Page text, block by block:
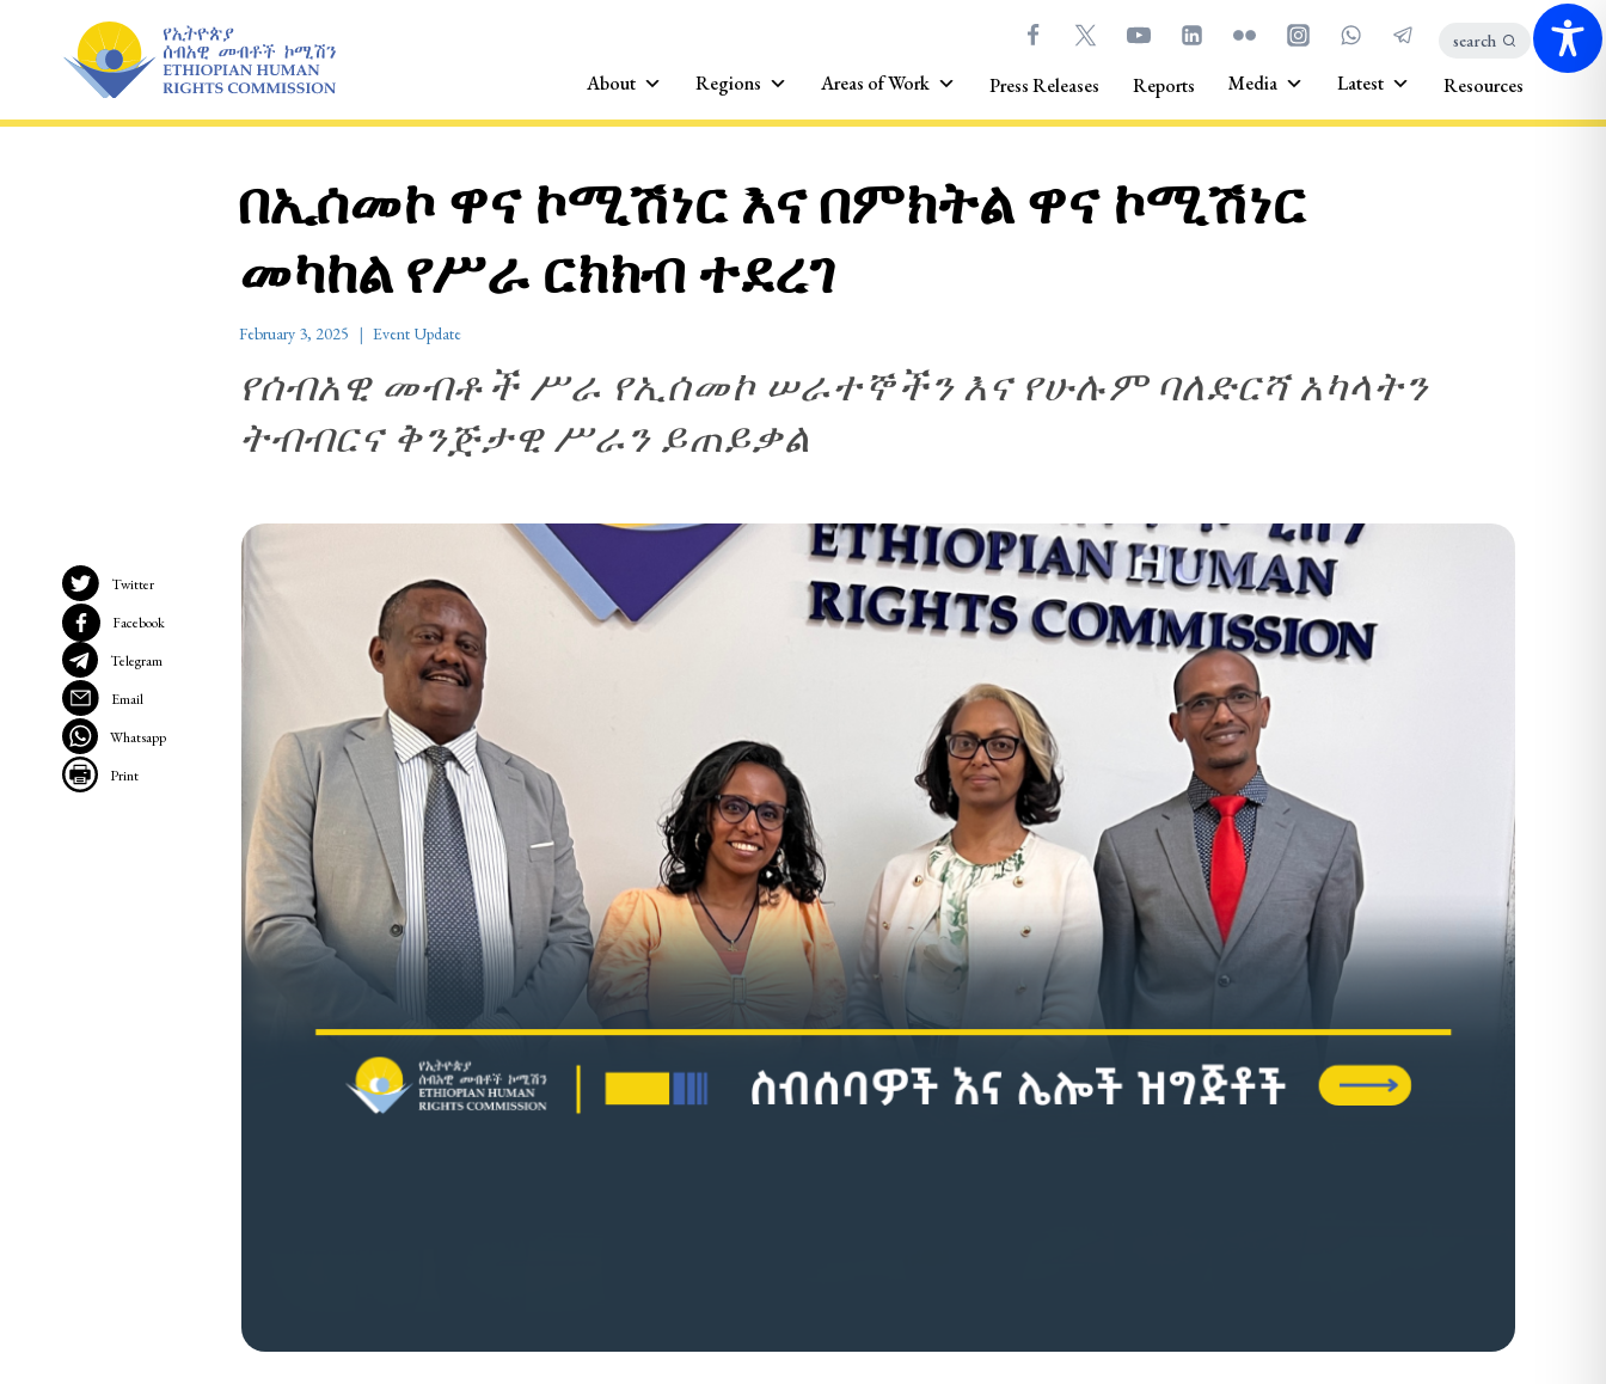
content
search
About Regions Areas of Work Press Releases Reports Media Latest Resources
በኢሰመኮ ዋና ኮሚሽነር እና በምክትል ዋና ኮሚሽነር
መካከል የሥራ ርክክብ ተደረገ
February 3, 2025 Event Update
የሰብአዊ መብቶች ሥራ የኢሰመኮ ሠራተኞችን እና የሁሉም ባለድርሻ አካላትን
ትብብርና ቅንጅታዊ ሥራን ይጠይቃል
Twitter
Facebook
Telegram
Email
Whatsapp
Print